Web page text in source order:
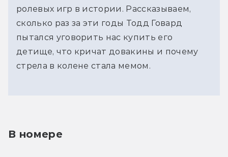
ролевых игр в истории. Рассказываем,
сколько раз за эти годы Тодд Говард
пытался уговорить нас купить его
детище, что кричат довакины и почему
стрела в колене стала мемом.
В номере